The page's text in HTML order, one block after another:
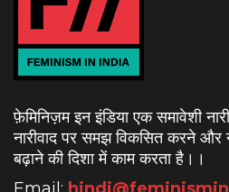
फ़ेमिनिज़म इन इंडिया एक समावेशी
नारीवाद पर समझ विकसित करने और
बढ़ाने की दिशा में काम करता है। ।